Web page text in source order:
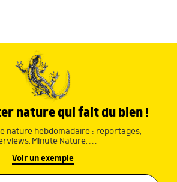
nature qui fait du bien !
nature hebdomadaire : reportages,
Minute Nature, …
Voir un exemple